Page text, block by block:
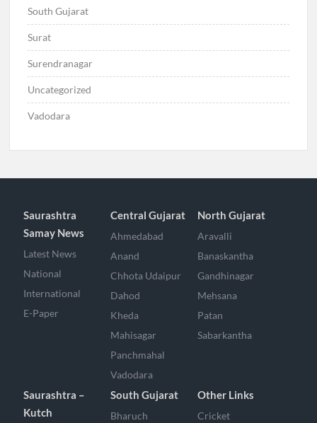
South Gujarat
Surat
Surendranagar
Uncategorized
Vadodara
Saurashtra
Samay News
Latest News
National
International
E-Paper
Central Gujarat
Ahmedabad
Anand
Chhota Udaipur
Dahod
Kheda
Mahisagar
Panchmahal
Vadodara
North Gujarat
Aravalli
Banaskantha
Gandhinagar
Mehsana
Patan
Sabarkantha
Saurashtra –
Kutch
South Gujarat
Bharuch
Other Links
Cricket